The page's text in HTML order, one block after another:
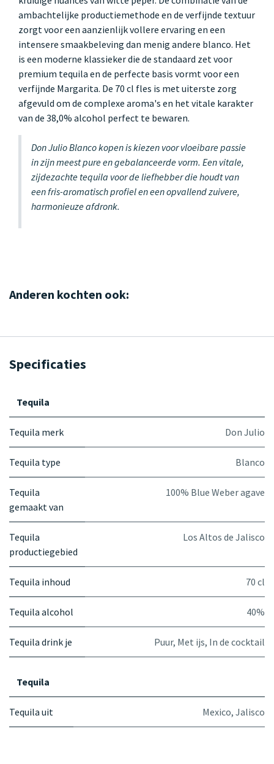
ambachtelijke productiemethode en de verfijnde textuur
zorgt voor een aanzienlijk vollere ervaring en een
intensere smaakbeleving dan menig andere blanco. Het
is een moderne klassieker die de standaard zet voor
premium tequila en de perfecte basis vormt voor een
verfijnde Margarita. De 70 cl fles is met uiterste zorg
afgevuld om de complexe aroma's en het vitale karakter
van de 38,0% alcohol perfect te bewaren.
Don Julio Blanco kopen is kiezen voor vloeibare passie
in zijn meest pure en gebalanceerde vorm. Een vitale,
zijdezachte tequila voor de liefhebber die houdt van
een fris-aromatisch profiel en een opvallend zuivere,
harmonieuze afdronk.
Anderen kochten ook:
Specificaties
Tequila
Tequila merk Don Julio
Tequila type Blanco
Tequila
gemaakt van
100% Blue Weber agave
Tequila
productiegebied
Los Altos de Jalisco
Tequila inhoud 70 cl
Tequila alcohol 40%
Tequila drink je Puur, Met ijs, In de cocktail
Tequila
Tequila uit Mexico, Jalisco